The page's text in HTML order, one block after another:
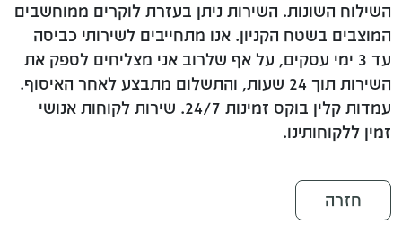
השילוח השונות. השירות ניתן בעזרת לוקרים ממוחשבים
המוצבים בשטח הקניון. אנו מתחייבים לשירותי כביסה
עד 3 ימי עסקים, על אף שלרוב אני מצליחים לספק את
השירות תוך 24 שעות, והתשלום מתבצע לאחר האיסוף.
עמדות קלין בוקס זמינות 24/7. שירות לקוחות אנושי
זמין ללקוחותינו.
חזרה